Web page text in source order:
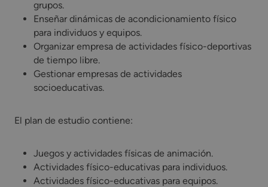
grupos.
Enseñar dinámicas de acondicionamiento físico
para individuos y equipos.
Organizar empresa de actividades físico-deportivas
de tiempo libre.
Gestionar empresas de actividades
socioeducativas.
El plan de estudio contiene:
Juegos y actividades físicas de animación.
Actividades físico-educativas para individuos.
Actividades físico-educativas para equipos.